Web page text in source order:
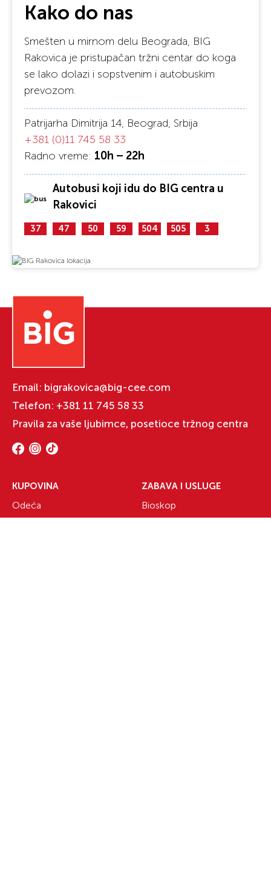
Kako do nas
Smešten u mirnom delu Beograda, BIG
Rakovica je pristupačan tržni centar do koga
se lako dolazi i sopstvenim i autobuskim
prevozom.
Patrijarha Dimitrija 14, Beograd, Srbija
+381 (0)11 745 58 33
Radno vreme: 10h – 22h
Autobusi koji idu do BIG centra u
Rakovici
37 47 50 59 504 505 3
Email: bigrakovica@big-cee.com
Telefon: +381 11 745 58 33
Pravila za vaše ljubimce, posetioce tržnog centra
KUPOVINA
Odeća
Obuća
ZABAVA I USLUGE
Bioskop
Restorani